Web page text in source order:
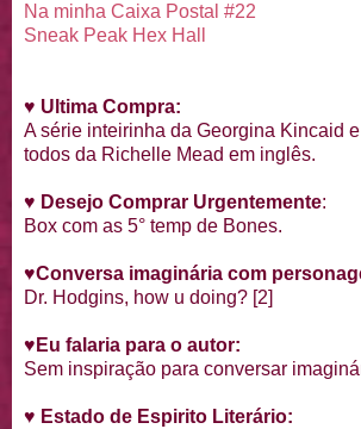
Na minha Caixa Postal #22
Sneak Peak Hex Hall
♥ Ultima Compra:
A série inteirinha da Georgina Kincaid
todos da Richelle Mead em inglês.
♥ Desejo Comprar Urgentemente:
Box com as 5° temp de Bones.
♥Conversa imaginária com
Dr. Hodgins, how u doing? [2]
♥ Eu falaria para o autor:
Sem inspiração para conversar
♥ Estado de Espirito Literário: